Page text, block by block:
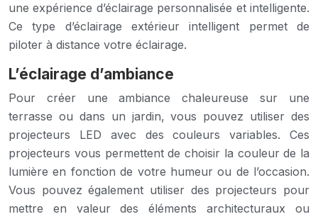
une expérience d’éclairage personnalisée et intelligente.
Ce type d’éclairage extérieur intelligent permet de
piloter à distance votre éclairage.
L’éclairage d’ambiance
Pour créer une ambiance chaleureuse sur une
terrasse ou dans un jardin, vous pouvez utiliser des
projecteurs LED avec des couleurs variables. Ces
projecteurs vous permettent de choisir la couleur de la
lumière en fonction de votre humeur ou de l’occasion.
Vous pouvez également utiliser des projecteurs pour
mettre en valeur des éléments architecturaux ou